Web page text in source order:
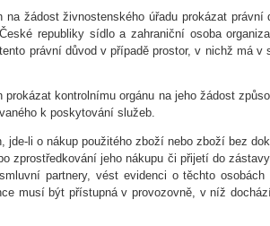
na žádost živnostenského úřadu prokázat
republiky sídlo a zahraniční osoba
právní důvod v případě prostor, v nichž má v
prokázat kontrolnímu orgánu na jeho žádost
k poskytování služeb.
jde-li o nákup použitého zboží nebo zboží bez
zprostředkování jeho nákupu či přijetí do
partnery, vést evidenci o těchto
musí být přístupná v provozovně, v níž